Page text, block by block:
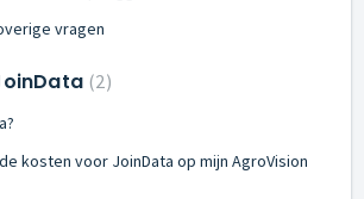
vragen
2
kosten voor JoinData op mijn AgroVision